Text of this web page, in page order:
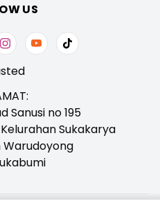
US
Sanusi no 195
Sukakarya